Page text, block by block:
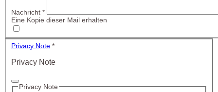
Nachricht*
Eine Kopie dieser Mail erhalten
Privacy Note*
Privacy Note
Privacy Note